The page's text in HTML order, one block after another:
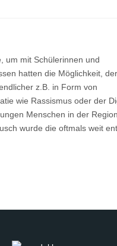
um mit Schülerinnen und
hatten die Möglichkeit,
z.B. in Form von
wie Rassismus oder der
Menschen in der
wurde die oftmals weit